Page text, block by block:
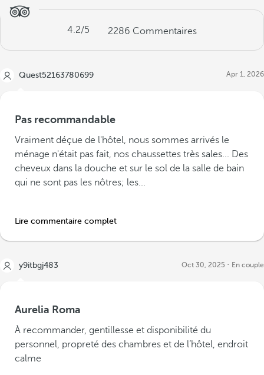
4.2/5 2286 Commentaires
Quest52163780699 Apr 1, 2026
Pas recommandable
Vraiment déçue de l'hôtel, nous sommes arrivés le
ménage n'était pas fait, nos chaussettes très sales... Des
cheveux dans la douche et sur le sol de la salle de bain
qui ne sont pas les nôtres; les...
Lire commentaire complet
y9itbgj483 Oct 30, 2025 En couple
Aurelia Roma
À recommander, gentillesse et disponibilité du
personnel, propreté des chambres et de l’hôtel, endroit
calme